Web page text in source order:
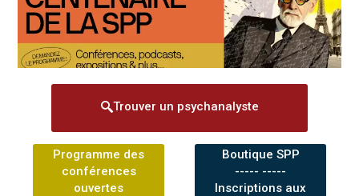
Trouver un psychanalyste
Programme des
conférences
ouvertes
Boutique SPP
----- -----
Inscriptions aux